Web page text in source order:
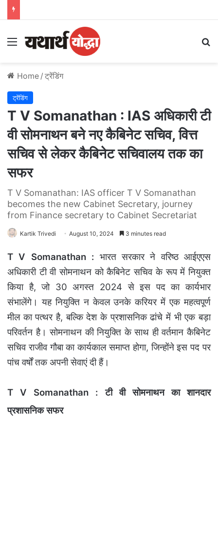
Menu
Home / ट्रेंडिंग
ट्रेंडिंग
T V Somanathan : IAS अधिकारी टी
वी सोमनाथन बने नए कैबिनेट सचिव, वित्त
सचिव से लेकर कैबिनेट सचिवालय तक का
सफर
T V Somanathan: IAS officer T V Somanathan
becomes the new Cabinet Secretary, journey
from Finance secretary to Cabinet Secretariat
Kartik Trivedi August 10, 2024 3 minutes read
T V Somanathan : भारत सरकार ने वरिष्ठ आईएएस
अधिकारी टी वी सोमनाथन को कैबिनेट सचिव के रूप में नियुक्त
किया है, जो 30 अगस्त 2024 से इस पद का कार्यभार
संभालेंगे। यह नियुक्ति न केवल उनके करियर में एक महत्वपूर्ण
मील का पत्थर है, बल्कि देश के प्रशासनिक ढांचे में भी एक बड़ा
परिवर्तन है। सोमनाथन की नियुक्ति के साथ ही वर्तमान कैबिनेट
सचिव राजीव गौबा का कार्यकाल समाप्त होगा, जिन्होंने इस पद पर
पांच वर्षों तक अपनी सेवाएं दी हैं।
T V Somanathan : टी वी सोमनाथन का शानदार
प्रशासनिक सफर